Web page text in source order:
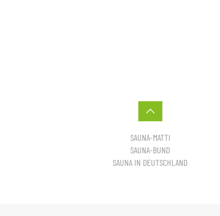
SAUNA-MATTI
SAUNA-BUND
SAUNA IN DEUTSCHLAND